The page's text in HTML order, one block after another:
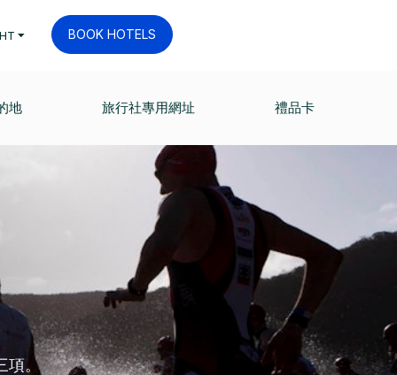
BOOK HOTELS
地 旅行社專用網址 禮品卡
項。